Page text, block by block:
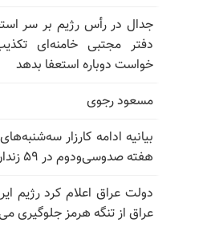
جدال در رأس رژیم بر سر
دفتر مجتبی خامنه‌ای
خواست دوباره استعفا بدهد
مسعود رجوی
بیانیه ادامه کارزار
هفته صدوسی‌و‌دوم در ۵۹ زندان کشور
دولت عراق اعلام کرد رژیم
عراق از تنگه هرمز جلوگیری